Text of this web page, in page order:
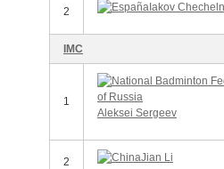
2 Iakov
IMC
1
Aleksei Sergeev
2 Jian Li